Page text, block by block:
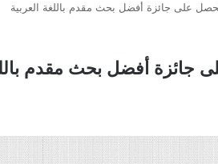
على جائزة أفضل بحث مقدم باللغة العربية
جائزة أفضل بحث مقدم